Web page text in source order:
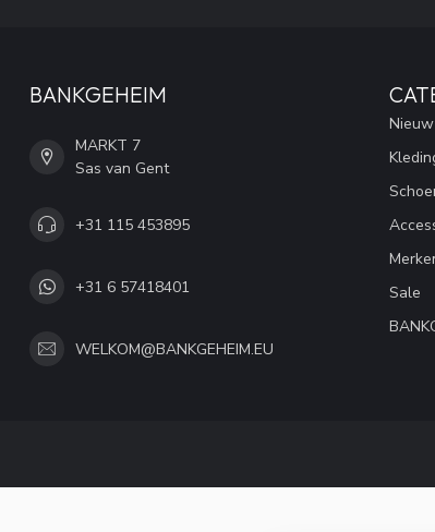
BANKGEHEIM
MARKT 7
Sas van Gent
+31 115 453895
+31 6 57418401
WELKOM@BANKGEHEIM.EU
Nieuw
Sale